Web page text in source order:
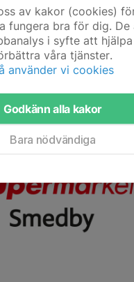
av kakor (cookies)
fungera bra för dig. De
i syfte att
våra tjänster.
använder vi cookies
Godkänn alla kakor
Bara nödvändiga